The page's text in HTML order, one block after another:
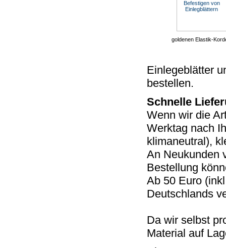
goldenen Elastik-
Einlegeblätter
bestellen.
Schnelle
Wenn wir die
Werktag nach
klimaneutral),
An Neukunden
Bestellung
Ab 50 Euro
Deutschlands
Da wir selbst
Material auf